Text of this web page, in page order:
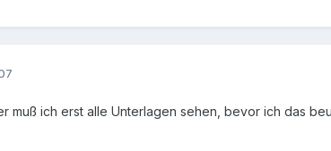
muß ich erst alle Unterlagen sehen, bevor ich das